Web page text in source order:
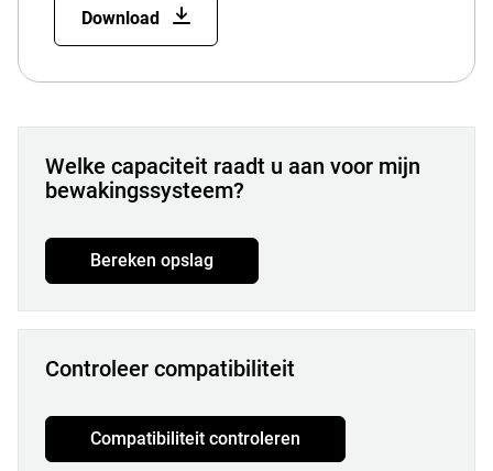
Download
Welke capaciteit raadt u aan voor mijn
bewakingssysteem?
Bereken opslag
Controleer compatibiliteit
Compatibiliteit controleren